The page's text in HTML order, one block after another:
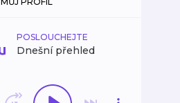
POSLOUCHEJTE
Dnešní přehled